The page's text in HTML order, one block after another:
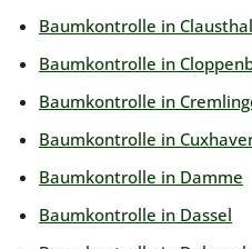
Baumkontrolle in
Baumkontrolle in
Baumkontrolle in
Baumkontrolle in
Baumkontrolle in Damme
Baumkontrolle in Dassel